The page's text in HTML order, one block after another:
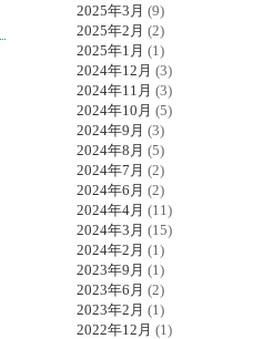
2025年3月 (9)
2025年2月 (2)
2025年1月 (1)
2024年12月 (3)
2024年11月 (3)
2024年10月 (5)
2024年9月 (3)
2024年8月 (5)
2024年7月 (2)
2024年6月 (2)
2024年4月 (11)
2024年3月 (15)
2024年2月 (1)
2023年9月 (1)
2023年6月 (2)
2023年2月 (1)
2022年12月 (1)